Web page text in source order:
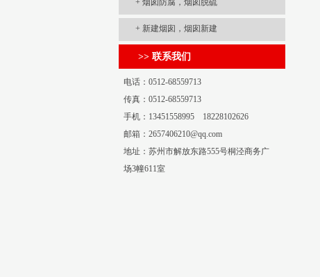
+ 烟囱防腐，烟囱脱硫
+ 新建烟囱，烟囱新建
>> 联系我们
电话：0512-68559713
传真：0512-68559713
手机：13451558995 18228102626
邮箱：2657406210@qq.com
地址：苏州市解放东路555号桐泾商务广
场3幢611室